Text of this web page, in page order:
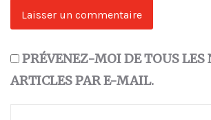
PRÉVENEZ-MOI DE TOUS LES
ARTICLES PAR E-MAIL.